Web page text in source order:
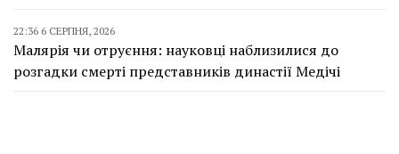
22:36 6 СЕРПНЯ, 2026
Малярія чи отруєння: науковці наблизилися до
розгадки смерті представників династії Медічі